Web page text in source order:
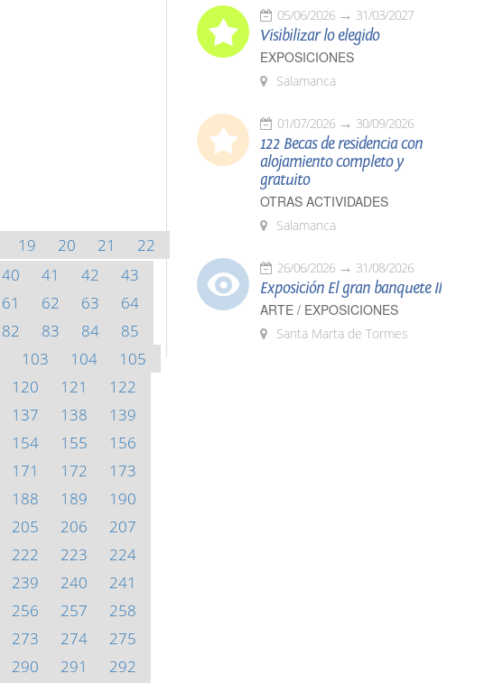
19 20 21
22
40 41 42
43
61 62 63
64
82 83 84
85
103 104
105
120 121
122
137 138
139
154 155
156
171 172
173
188 189
190
205 206
207
222 223
224
239 240
241
256 257
258
273 274
275
290 291 292
05/06/2026 31/03/2027
Visibilizar lo elegido
EXPOSICIONES
Salamanca
01/07/2026 30/09/2026
122 Becas de residencia con
alojamiento completo y
gratuito
OTRAS ACTIVIDADES
Salamanca
26/06/2026 31/08/2026
Exposición El gran banquete II
ARTE / EXPOSICIONES
Santa Marta de Tormes